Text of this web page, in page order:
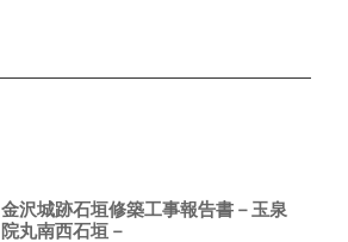
金沢城跡石垣修築工事報告書－玉泉
院丸南西石垣－